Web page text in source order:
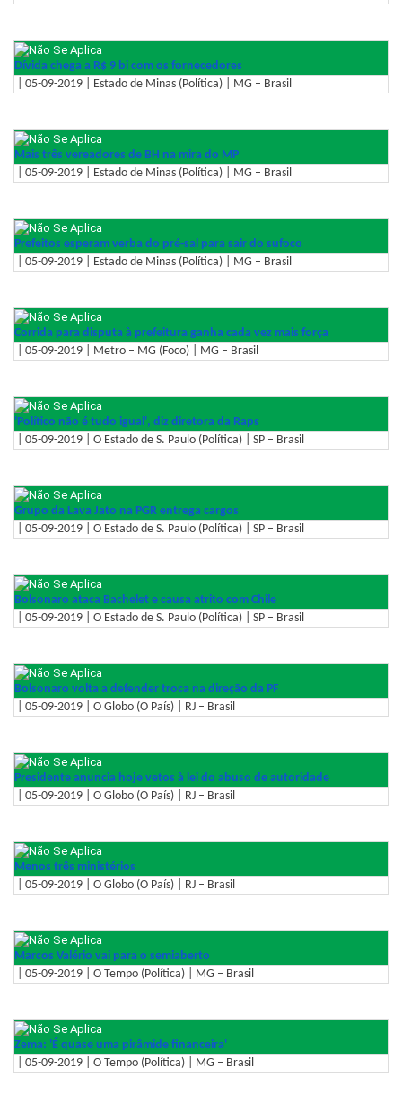
–
Dívida chega a R$ 9 bi com os fornecedores
| 05-09-2019 | Estado de Minas (Política) | MG – Brasil
–
Mais três vereadores de BH na mira do MP
| 05-09-2019 | Estado de Minas (Política) | MG – Brasil
–
Prefeitos esperam verba do pré-sal para sair do sufoco
| 05-09-2019 | Estado de Minas (Política) | MG – Brasil
–
Corrida para disputa à prefeitura ganha cada vez mais força
| 05-09-2019 | Metro – MG (Foco) | MG – Brasil
–
'Político não é tudo igual', diz diretora da Raps
| 05-09-2019 | O Estado de S. Paulo (Política) | SP – Brasil
–
Grupo da Lava Jato na PGR entrega cargos
| 05-09-2019 | O Estado de S. Paulo (Política) | SP – Brasil
–
Bolsonaro ataca Bachelet e causa atrito com Chile
| 05-09-2019 | O Estado de S. Paulo (Política) | SP – Brasil
–
Bolsonaro volta a defender troca na direção da PF
| 05-09-2019 | O Globo (O País) | RJ – Brasil
–
Presidente anuncia hoje vetos à lei do abuso de autoridade
| 05-09-2019 | O Globo (O País) | RJ – Brasil
–
Menos três ministérios
| 05-09-2019 | O Globo (O País) | RJ – Brasil
–
Marcos Valério vai para o semiaberto
| 05-09-2019 | O Tempo (Política) | MG – Brasil
–
Zema: 'É quase uma pirâmide financeira'
| 05-09-2019 | O Tempo (Política) | MG – Brasil